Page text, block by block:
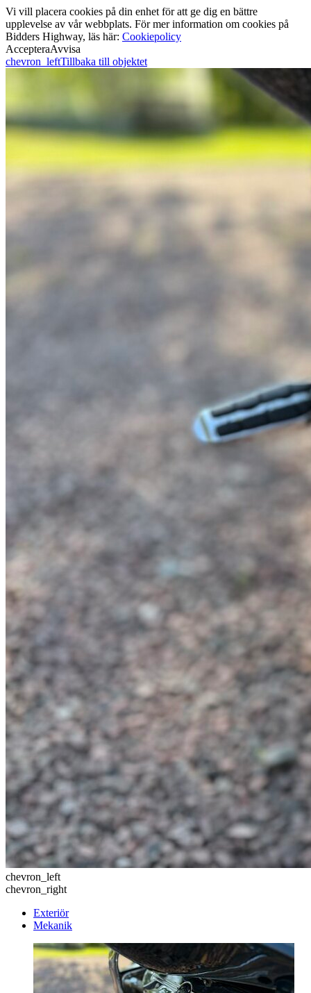
Vi vill placera cookies på din enhet för att ge dig en bättre
upplevelse av vår webbplats. För mer information om cookies på
Bidders Highway, läs här: Cookiepolicy
AccepteraAvvisa
chevron_leftTillbaka till objektet
chevron_left
chevron_right
Exteriör
Mekanik